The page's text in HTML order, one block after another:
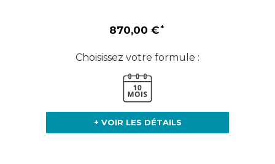
870,00 €
Choisissez votre formule :
+ VOIR LES DÉTAILS